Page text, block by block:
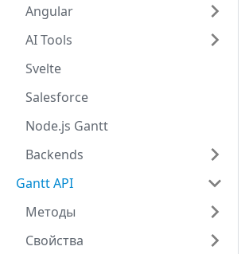
Angular
AI Tools
Svelte
Salesforce
Node.js Gantt
Backends
Gantt API
Методы
Свойства